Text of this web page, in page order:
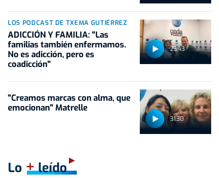
23:43
LOS PODCAST DE TXEMA GUTIÉRREZ
ADICCIÓN Y FAMILIA: "Las
familias también enfermamos.
No es adicción, pero es
coadicción"
31:30
"Creamos marcas con alma, que
emocionan" Matrelle
Lo +leído